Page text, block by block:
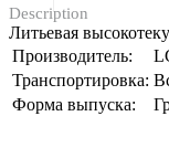
Description
Литьевая
Производитель:
Транспортировка:
Форма выпуска: